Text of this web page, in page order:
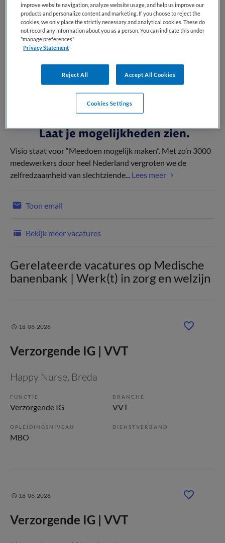
Deze vacature Leerling Verzorgende IG (BBL) bij
Koninklijke Visio is niet meer actueel. Hieronder staan
enkele vergelijkbare vacatures die voor u wellicht
interessant zijn.
Visio staat voor “Meedoen mogelijk maken”. Met zo’n 3000
medewerkers door heel Nederland vergroten we de
zelfredzaamheid van slechtziende... Lees meer
Toon email
Bekijk meer vacatures
Gerelateerde vacatures op Medische
banenbank | Werk(t) in zorg en welzijn
18-06-2026
Verzorgende IG | VVT
Happy Nurse, Breda
FUNCTIE
Verzorgende IG
BRANCHE
VVT
OPLEIDINGSNIVEAU
MBO
DIENSTVERBAND
18-06-2026
Verzorgende IG | VVT
improve website navigation, analyze website usage, and help us improve our
products and personalize content and marketing. If you choose to reject the
cookies, we only place the strictly necessary and analytical cookies. These do
not record any information about you as a person. You can indicate this under
"manage preferences"
Privacy Statement
Reject All Accept All Cookies
Cookies Settings